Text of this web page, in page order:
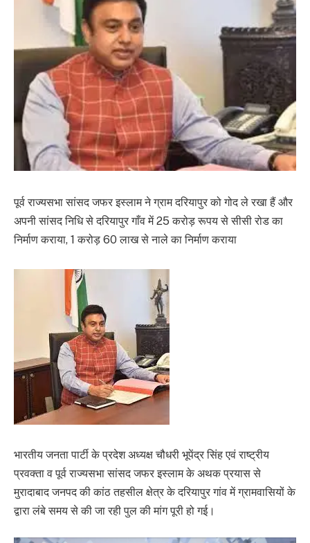
पूर्व राज्यसभा सांसद जफर इस्लाम ने ग्राम दरियापुर को गोद ले रखा हैं और
अपनी सांसद निधि से दरियापुर गाँव में 25 करोड़ रूपय से सीसी रोड का
निर्माण कराया, 1 करोड़ 60 लाख से नाले का निर्माण कराया
भारतीय जनता पार्टी के प्रदेश अध्यक्ष चौधरी भूपेंद्र सिंह एवं राष्ट्रीय
प्रवक्ता व पूर्व राज्यसभा सांसद जफर इस्लाम के अथक प्रयास से
मुरादाबाद जनपद की कांठ तहसील क्षेत्र के दरियापुर गांव में ग्रामवासियों के
द्वारा लंबे समय से की जा रही पुल की मांग पूरी हो गई।